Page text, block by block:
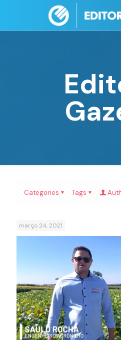
Categories Tags
março 24, 2021